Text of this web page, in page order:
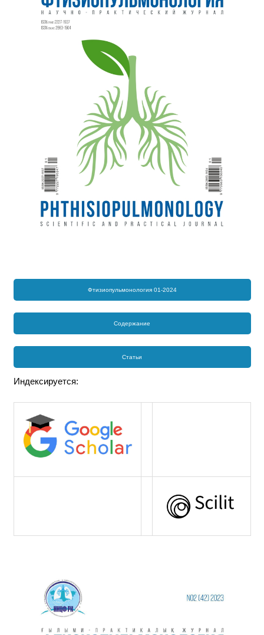
Фтизиопульмонология 01-2024
Содержание
Статьи
Индексируется: